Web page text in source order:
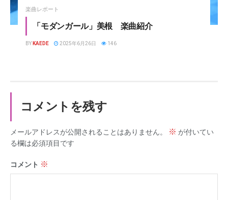
楽曲レポート
「モダンガール」美根 楽曲紹介
BY KAEDE 2025年6月26日 146
コメントを残す
メールアドレスが公開されることはありません。 ※ が付いてい
る欄は必須項目です
コメント ※